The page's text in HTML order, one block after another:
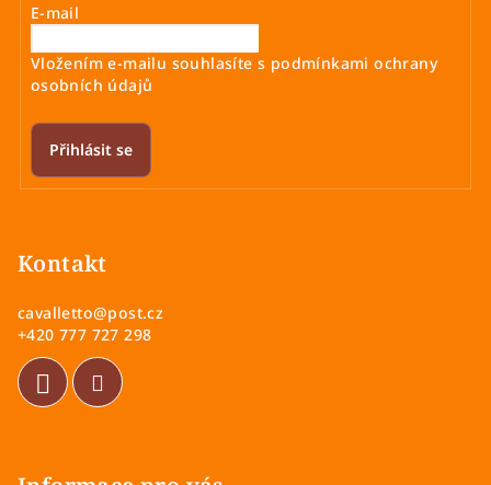
E-mail
Vložením e-mailu souhlasíte s podmínkami ochrany
osobních údajů
Přihlásit se
Kontakt
cavalletto@post.cz
+420 777 727 298